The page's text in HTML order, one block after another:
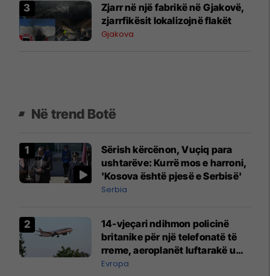
Zjarr në një fabrikë në Gjakovë,
zjarrfikësit lokalizojnë flakët
Gjakova
Në trend Botë
Sërish kërcënon, Vuçiq para
ushtarëve: Kurrë mos e harroni,
'Kosova është pjesë e Serbisë'
Serbia
14-vjeçari ndihmon policinë
britanike për një telefonatë të
rreme, aeroplanët luftarakë u
ngritën në ajër për të
Evropa